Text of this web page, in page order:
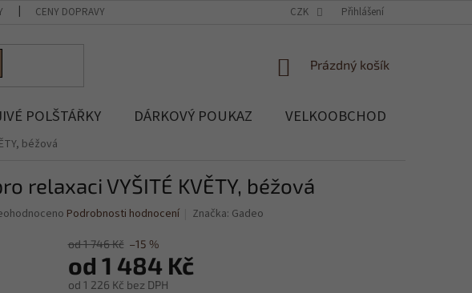
CENY DOPRAVY SOUBORY COOKIES
CZK Přihlášení
NÁKUPNÍ
Prázdný košík
POLŠTÁŘKY DÁRKOVÝ POUKAZ VELKOOBCHOD
béžová
relaxaci VYŠITÉ KVĚTY, béžová
Podrobnosti hodnocení Značka: Gadeo
od 1 746 Kč –15 %
od 1 484 Kč
od 1 226 Kč bez DPH